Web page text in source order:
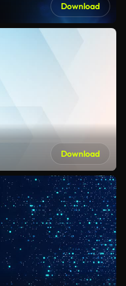
Download
Download